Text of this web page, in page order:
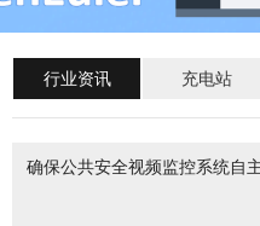
行业资讯 充电站
确保公共安全视频监控系统自